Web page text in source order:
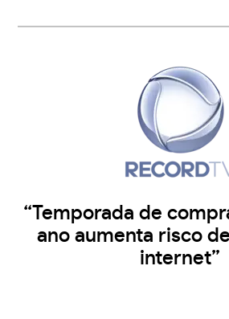
“Temporada de
ano aumenta risco
internet”